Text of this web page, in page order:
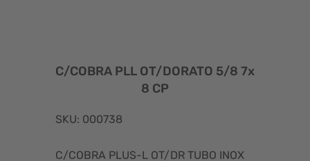
C/COBRA PLL OT/DORATO 5/8 7x
8 CP
SKU: 000738
C/COBRA PLUS-L OT/DR TUBO INOX